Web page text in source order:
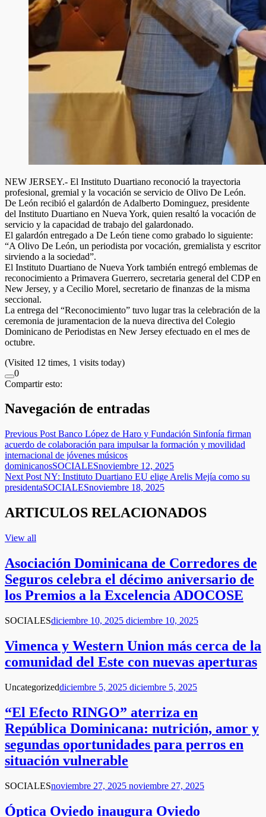
NEW JERSEY.- El Instituto Duartiano reconoció la trayectoria
profesional, gremial y la vocación se servicio de Olivo De León.
De León recibió el galardón de Adalberto Dominguez, presidente
del Instituto Duartiano en Nueva York, quien resaltó la vocación de
servicio y la capacidad de trabajo del galardonado.
El galardón entregado a De León tiene como grabado lo siguiente:
“A Olivo De León, un periodista por vocación, gremialista y escritor
sirviendo a la sociedad”.
El Instituto Duartiano de Nueva York también entregó emblemas de
reconocimiento a Primavera Guerrero, secretaria general del CDP en
New Jersey, y a Cecilio Morel, secretario de finanzas de la misma
seccional.
La entrega del “Reconocimiento” tuvo lugar tras la celebración de la
ceremonia de juramentacion de la nueva directiva del Colegio
Dominicano de Periodistas en New Jersey efectuado en el mes de
octubre.
(Visited 12 times, 1 visits today)
0
Compartir esto:
Navegación de entradas
Previous Post Banco López de Haro y Fundación Sinfonía firman
acuerdo de colaboración para impulsar la formación y movilidad
internacional de jóvenes músicos
dominicanosSOCIALESnoviembre 12, 2025
Next Post NY: Instituto Duartiano EU elige Arelis Mejía como su
presidentaSOCIALESnoviembre 18, 2025
ARTICULOS RELACIONADOS
View all
Asociación Dominicana de Corredores de
Seguros celebra el décimo aniversario de
los Premios a la Excelencia ADOCOSE
SOCIALESdiciembre 10, 2025 diciembre 10, 2025
Vimenca y Western Union más cerca de la
comunidad del Este con nuevas aperturas
Uncategorizeddiciembre 5, 2025 diciembre 5, 2025
“El Efecto RINGO” aterriza en
República Dominicana: nutrición, amor y
segundas oportunidades para perros en
situación vulnerable
SOCIALESnoviembre 27, 2025 noviembre 27, 2025
Óptica Oviedo inaugura Oviedo